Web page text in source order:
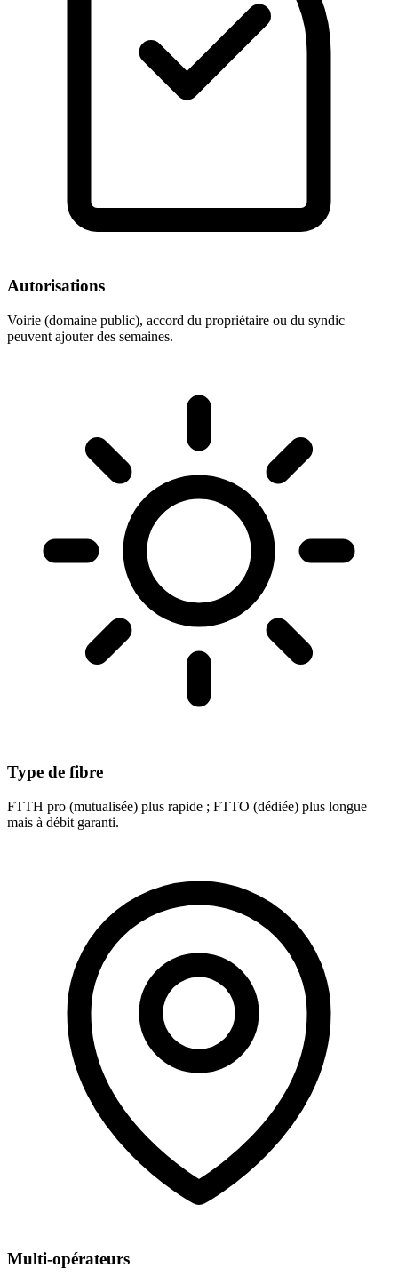
Autorisations
Voirie (domaine public), accord du propriétaire ou du syndic
peuvent ajouter des semaines.
Type de fibre
FTTH pro (mutualisée) plus rapide ; FTTO (dédiée) plus longue
mais à débit garanti.
Multi-opérateurs